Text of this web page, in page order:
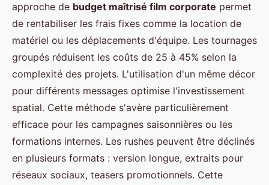
approche de budget maîtrisé film corporate permet
de rentabiliser les frais fixes comme la location de
matériel ou les déplacements d'équipe. Les tournages
groupés réduisent les coûts de 25 à 45% selon la
complexité des projets. L'utilisation d'un même décor
pour différents messages optimise l'investissement
spatial. Cette méthode s'avère particulièrement
efficace pour les campagnes saisonnières ou les
formations internes. Les rushes peuvent être déclinés
en plusieurs formats : version longue, extraits pour
réseaux sociaux, teasers promotionnels. Cette